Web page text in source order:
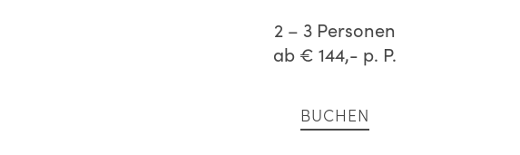
2 – 3 Personen
ab € 144,- p. P.
BUCHEN